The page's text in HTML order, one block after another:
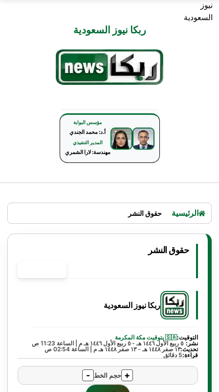
ربكا نيوز السعودية
ربكا نيوز السعودية
مؤسس البوابة
أ.د: محمد الجندي
المدير التنفيذي
مهندسة: لارا الشمري
الرئيسية حقوق النشر
حقوق النشر
ربكا نيوز السعودية
التوقيت:🇸🇦 بتوقيت مكة المكرمة
نشر: ٥ ربيع الأول ١٤٤٦ هـ - ٥ ربيع الأول ١٤٤٦ هـ م | الساعة 11:23 ص
تحديث:١٣ صفر ١٤٤٨ هـ - ١٣ صفر ١٤٤٨ هـ م | الساعة 02:54 ص
قراءة:5 دقائق
+ حجم الخط -